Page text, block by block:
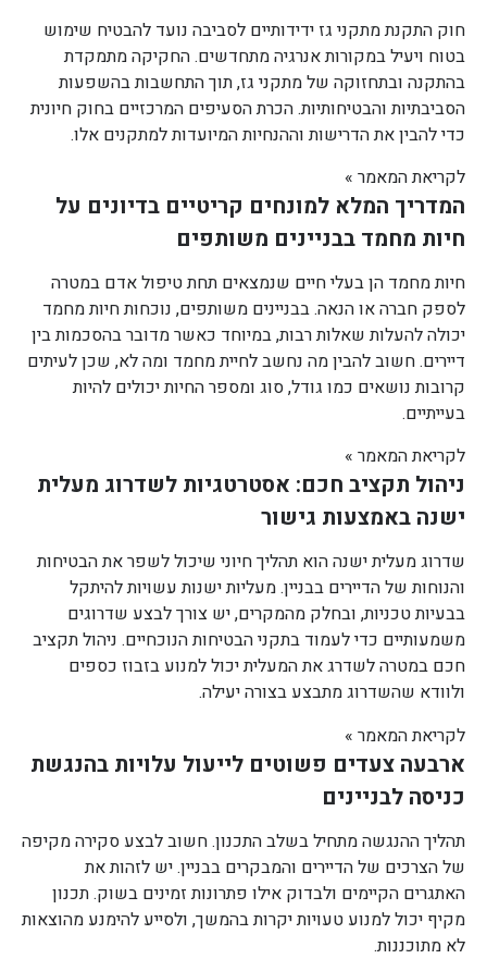
חוק התקנת מתקני גז ידידותיים לסביבה נועד להבטיח שימוש
בטוח ויעיל במקורות אנרגיה מתחדשים. החקיקה מתמקדת
בהתקנה ובתחזוקה של מתקני גז, תוך התחשבות בהשפעות
הסביבתיות והבטיחותיות. הכרת הסעיפים המרכזיים בחוק חיונית
כדי להבין את הדרישות וההנחיות המיועדות למתקנים אלו.
לקריאת המאמר »
המדריך המלא למונחים קריטיים בדיונים על
חיות מחמד בבניינים משותפים
חיות מחמד הן בעלי חיים שנמצאים תחת טיפול אדם במטרה
לספק חברה או הנאה. בבניינים משותפים, נוכחות חיות מחמד
יכולה להעלות שאלות רבות, במיוחד כאשר מדובר בהסכמות בין
דיירים. חשוב להבין מה נחשב לחיית מחמד ומה לא, שכן לעיתים
קרובות נושאים כמו גודל, סוג ומספר החיות יכולים להיות
בעייתיים.
לקריאת המאמר »
ניהול תקציב חכם: אסטרטגיות לשדרוג מעלית
ישנה באמצעות גישור
שדרוג מעלית ישנה הוא תהליך חיוני שיכול לשפר את הבטיחות
והנוחות של הדיירים בבניין. מעליות ישנות עשויות להיתקל
בבעיות טכניות, ובחלק מהמקרים, יש צורך לבצע שדרוגים
משמעותיים כדי לעמוד בתקני הבטיחות הנוכחיים. ניהול תקציב
חכם במטרה לשדרג את המעלית יכול למנוע בזבוז כספים
ולוודא שהשדרוג מתבצע בצורה יעילה.
לקריאת המאמר »
ארבעה צעדים פשוטים לייעול עלויות בהנגשת
כניסה לבניינים
תהליך ההנגשה מתחיל בשלב התכנון. חשוב לבצע סקירה מקיפה
של הצרכים של הדיירים והמבקרים בבניין. יש לזהות את
האתגרים הקיימים ולבדוק אילו פתרונות זמינים בשוק. תכנון
מקיף יכול למנוע טעויות יקרות בהמשך, ולסייע להימנע מהוצאות
לא מתוכננות.